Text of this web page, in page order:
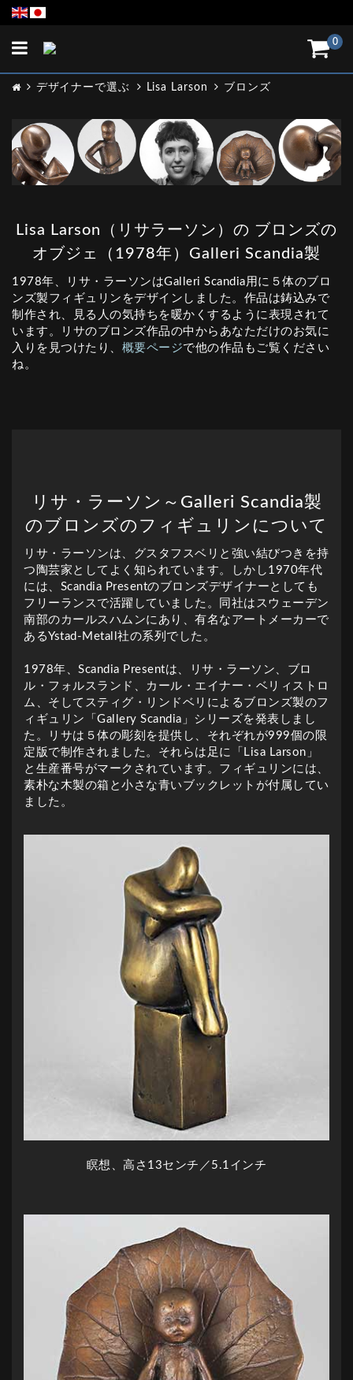
0
Toggle
デザイナーで選ぶ Lisa Larson ブロンズ
Lisa Larson（リサラーソン）の ブロンズの
オブジェ（1978年）Galleri Scandia製
1978年、リサ・ラーソンはGalleri Scandia用に５体のブロ
ンズ製フィギュリンをデザインしました。作品は鋳込みで
制作され、見る人の気持ちを暖かくするように表現されて
います。リサのブロンズ作品の中からあなただけのお気に
入りを見つけたり、 概要ページで他の作品もご覧ください
ね。
リサ・ラーソン～Galleri Scandia製
のブロンズのフィギュリンについて
リサ・ラーソンは、グスタフスベリと強い結びつきを持
つ陶芸家としてよく知られています。しかし1970年代
には、Scandia Presentのブロンズデザイナーとしても
フリーランスで活躍していました。同社はスウェーデン
南部のカールスハムンにあり、有名なアートメーカーで
あるYstad-Metall社の系列でした。
1978年、Scandia Presentは、リサ・ラーソン、ブロ
ル・フォルスランド、カール・エイナー・ベリィストロ
ム、そしてスティグ・リンドベリによるブロンズ製のフ
ィギュリン「Gallery Scandia」シリーズを発表しまし
た。リサは５体の彫刻を提供し、それぞれが999個の限
定版で制作されました。それらは足に「Lisa Larson」
と生産番号がマークされています。フィギュリンには、
素朴な木製の箱と小さな青いブックレットが付属してい
ました。
瞑想、高さ13センチ／5.1インチ